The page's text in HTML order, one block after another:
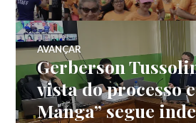
AVANÇAR
Gerberson
vista do processo
Manga” segue